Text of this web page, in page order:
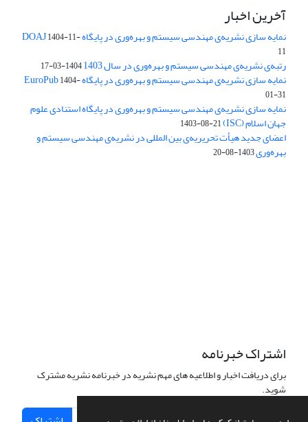
آخرین اخبار
نمایه سازی نشریه‌ی مهندسی سیستم و بهره‌وری در پایگاه DOAJ1404-11-
11
رتبه‌ی نشریه‌ی مهندسی سیستم و بهره‌وری در سال 1403 1404-03-17
نمایه سازی نشریه‌ی مهندسی سیستم و بهره‌وری در پایگاه EuroPub1404-
01-31
نمایه سازی نشریه‌ی مهندسی سیستم و بهره‌وری در پایگاه استنادی علوم
جهان اسلام (ISC) 1403-08-21
اعضای جدید هیأت تحریریه‌ی بین المللی در نشریه‌ی مهندسی سیستم و
بهره‌وری1403-08-20
اشتراک خبرنامه
برای دریافت اخبار و اطلاعیه های مهم نشریه در خبرنامه نشریه مشترک
شوید.